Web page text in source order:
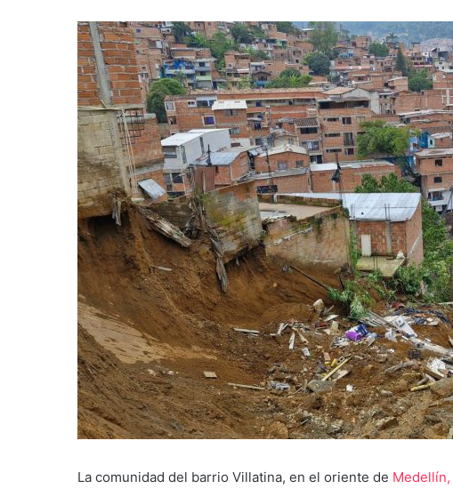
La comunidad del barrio Villatina, en el oriente de Medellín,